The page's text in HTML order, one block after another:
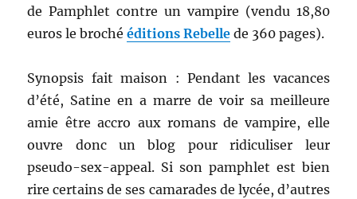
de Pamphlet contre un vampire (vendu 18,80
euros le brochééditions Rebelle de 360 pages).
Synopsis fait maison : Pendant les vacances
d’été, Satine en a marre de voir sa meilleure
amie être accro aux romans de vampire, elle
ouvre donc un blog pour ridiculiser leur
pseudo-sex-appeal. Si son pamphlet est bien
rire certains de ses camarades de lycée, d’autres